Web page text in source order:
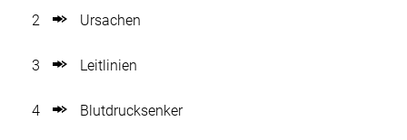
2 Ursachen
3 Leitlinien
4 Blutdrucksenker